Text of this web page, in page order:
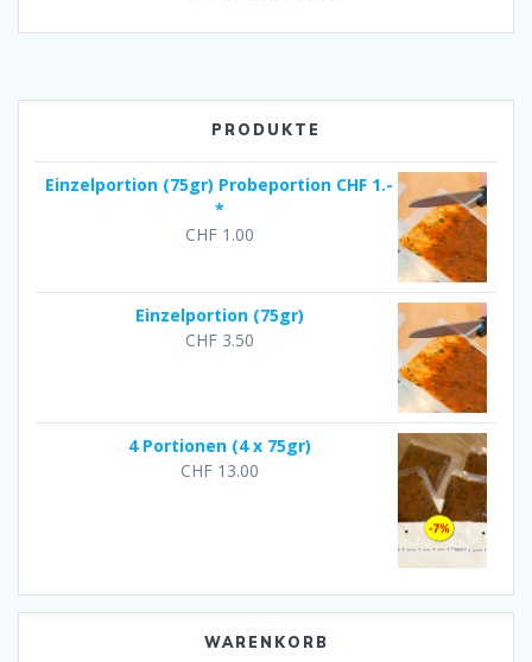
PRODUKTE
Einzelportion (75gr) Probeportion CHF 1.-
*
CHF1.00
Einzelportion (75gr)
CHF3.50
4 Portionen (4 x 75gr)
CHF13.00
WARENKORB